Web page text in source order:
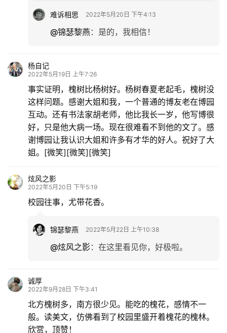
难诉相思 2022年5月20日 下午4:13
@锦瑟黎燕： 是的，我相信！
杨自记
2022年5月19日 上午7:26
事实证明，槐树比杨树好。杨树春夏老起毛，槐树没
这样问题。感谢大姐和我，一个普通的博友老在博园
互动。还有书法家胡老师，他比我长一岁，他写博很
好，只是他大病一场。现在很难看不到他的文了。感
谢博园让我认识大姐和许多有才华的好人。祝好了大
姐。[微笑][微笑][微笑]
炫风之影
2022年5月20日 下午5:19
校园往事，尤带花香。
锦瑟黎燕 2022年5月22日 上午10:38
@炫风之影： 在这里看见你，好极啦。
诚厚
2022年9月28日 下午3:41
北方槐树多，南方很少见。能吃的槐花，感情不一
般。读美文，仿佛看到了校园里盛开着槐花的槐林。
欣赏，顶赞！